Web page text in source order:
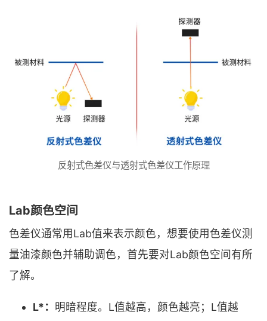
反射式色差仪与透射式色差仪工作原理
Lab颜色空间
色差仪通常用Lab值来表示颜色，想要使用色差仪测
量油漆颜色并辅助调色，首先要对Lab颜色空间有所
了解。
L*： 明暗程度。L值越高，颜色越亮；L值越